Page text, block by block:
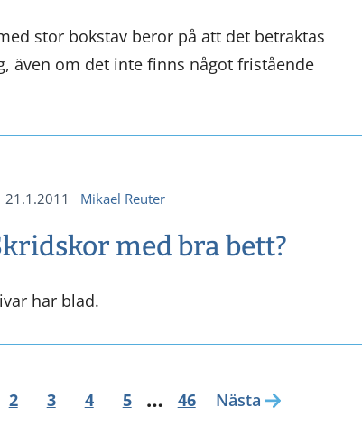
stor bokstav beror på att det betraktas
även om det inte finns något fristående
21.1.2011 Mikael Reuter
med bra bett?
har blad.
2 3 4 5 … 46 Nästa